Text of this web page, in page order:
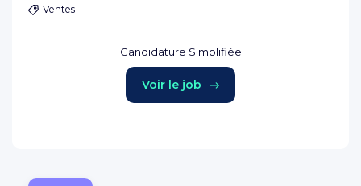
Ventes
Candidature Simplifiée
Voir le job